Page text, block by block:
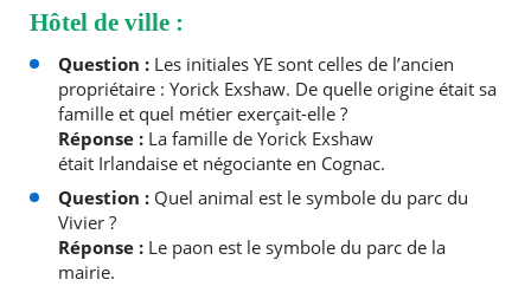
Hôtel de ville :
Question : Les initiales YE sont celles de l’ancien
propriétaire : Yorick Exshaw. De quelle origine était sa
famille et quel métier exerçait-elle ?
Réponse :La famille de Yorick Exshaw
était Irlandaise et négociante en Cognac.
Question : Quel animal est le symbole du parc du
Vivier ?
Réponse :Le paon est le symbole du parc de la
mairie.